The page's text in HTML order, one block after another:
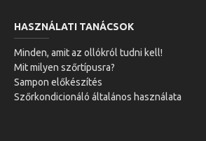
HASZNÁLATI TANÁCSOK
Minden, amit az ollókról tudni kell!
Mit milyen szőrtípusra?
Sampon előkészítés
Szőrkondicionáló általános használata